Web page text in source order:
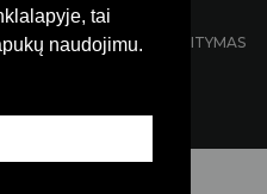
tai
naudojimu.